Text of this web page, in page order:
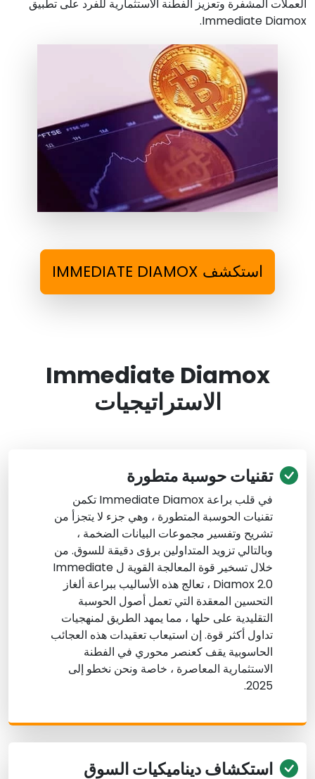
العملات المشفرة وتعزيز الفطنة الاستثمارية للفرد على تطبيق
Immediate Diamox.
استكشف IMMEDIATE DIAMOX
Immediate Diamox
الاستراتيجيات
تقنيات حوسبة متطورة
في قلب براعة Immediate Diamox تكمن
تقنيات الحوسبة المتطورة ، وهي جزء لا يتجزأ من
تشريح وتفسير مجموعات البيانات الضخمة ،
وبالتالي تزويد المتداولين برؤى دقيقة للسوق. من
خلال تسخير قوة المعالجة القوية ل Immediate
Diamox 2.0 ، تعالج هذه الأساليب ببراعة ألغاز
التحسين المعقدة التي تعمل أصول الحوسبة
التقليدية على حلها ، مما يمهد الطريق لمنهجيات
تداول أكثر قوة. إن استيعاب تعقيدات هذه العجائب
الحاسوبية يقف كعنصر محوري في الفطنة
الاستثمارية المعاصرة ، خاصة ونحن نخطو إلى
2025.
استكشاف ديناميكيات السوق